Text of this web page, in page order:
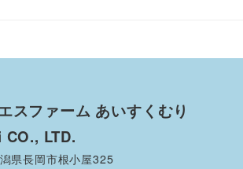
スファーム あいすくむり
LTD.
県長岡市根小屋325